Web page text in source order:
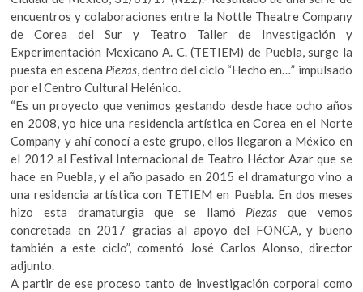
encuentros y colaboraciones entre la Nottle Theatre Company
de Corea del Sur y Teatro Taller de Investigación y
Experimentación Mexicano A. C. (TETIEM) de Puebla, surge la
puesta en escena Piezas, dentro del ciclo “Hecho en…” impulsado
por el Centro Cultural Helénico.
“Es un proyecto que venimos gestando desde hace ocho años
en 2008, yo hice una residencia artística en Corea en el Norte
Company y ahí conocí a este grupo, ellos llegaron a México en
el 2012 al Festival Internacional de Teatro Héctor Azar que se
hace en Puebla, y el año pasado en 2015 el dramaturgo vino a
una residencia artística con TETIEM en Puebla. En dos meses
hizo esta dramaturgia que se llamó Piezas que vemos
concretada en 2017 gracias al apoyo del FONCA, y bueno
también a este ciclo”, comentó José Carlos Alonso, director
adjunto.
A partir de ese proceso tanto de investigación corporal como